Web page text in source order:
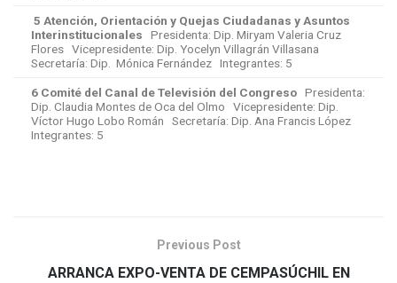
5 Atención, Orientación y Quejas Ciudadanas y Asuntos
Interinstitucionales
Presidenta: Dip. Miryam Valeria Cruz
Flores Vicepresidente: Dip. Yocelyn Villagrán Villasana
Secretaría: Dip. Mónica Fernández Integrantes: 5
6 Comité del Canal de Televisión del Congreso Presidenta:
Dip. Claudia Montes de Oca del Olmo Vicepresidente: Dip.
Víctor Hugo Lobo Román Secretaría: Dip. Ana Francis López
Integrantes: 5
Previous Post
ARRANCA EXPO-VENTA DE CEMPASÚCHIL EN